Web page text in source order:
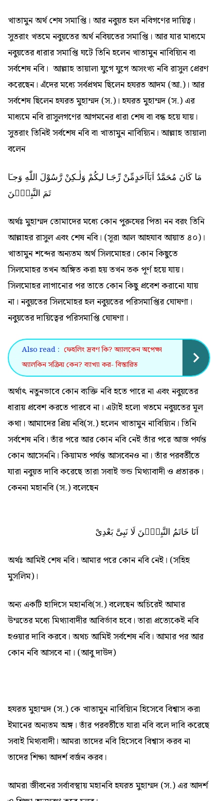
খাতামুন অর্থ শেষ সমাপ্তি। আর নবুয়ত হল নবিগণের দায়িত্ব।
সুতরাং খতমে নবুয়তের অর্থ নবিয়তের সমাপ্তি। আর যার মাধ্যমে
নবুয়তের ধারার সমাপ্তি ঘটে তিনি হলেন খাতামুন নাবিয়্যিন বা
সর্বশেষ নবি। আল্লাহ তায়ালা যুগে যুগে অসংখ্য নবি রাসুল প্রেরণ
করেছেন। এঁদের মধ্যে সর্বপ্রথম ছিলেন হযরত আদম (আ.)। আর
সর্বশেষ ছিলেন হযরত মুহাম্মদ (স.)। হযরত মুহাম্মদ (স.) এর
মাধ্যমে নবি রাসুলগণের আগমনের ধারা শেষ বা বন্ধ হয়ে যায়।
সুতরাং তিনিই সর্বশেষ নবি বা খাতামুন নাবিয়্যিন। আল্লাহ তায়ালা
বলেন
مَا كَانَ مُحَمَّدٌ اَبَآاَحَدٍمِّنْ رِّجَـا لـِكُمْ وَلٰـكِنْ رَّسُوْلَ اللّٰهِ وَجـَا
تَمَ النَّبِيّٖنَ
অর্থঃ মুহাম্মদ তোমাদের মধ্যে কোন পুরুষের পিতা নন বরং তিনি
আল্লাহর রাসুল এবং শেষ নবি। (সূরা আল আহযাব আয়াত ৪০)।
খাতামুন শব্দের অন্যতম অর্থ সিলমোহর। কোন কিছুতে
সিলমোহর তখন অঙ্গিত করা হয় তখন তক পূর্ণ হয়ে যায়।
সিলমোহর লাগানোর পর তাতে কোন কিছু প্রবেশ করানো যায়
না। নবুয়তের সিলমোহর হল নবুয়তের পরিসমাপ্তির ঘোষণা।
নবুয়তের দায়িত্বের পরিসমাপ্তি ঘোষণা।
Also read : ফেহলিং দ্রবণ কি? অ্যালকেন অপেক্ষা
অ্যালকিন সক্রিয় কেন? ব্যাখ্যা কর- বিস্তারিত
অর্থাৎ নতুনভাবে কোন ব্যক্তি নবি হতে পারে না এবং নবুয়তের
ধারায় প্রবেশ করতে পারবে না। এটাই হলো খতমে নবুয়তের মূল
কথা। আমাদের প্রিয় নবি(স.) হলেন খাতামুন নাবিয়্যিন। তিনি
সর্বশেষ নবি। তাঁর পরে আর কোন নবি নেই তাঁর পরে আজ পর্যন্ত
কোন আসেননি। কিয়ামত পর্যন্ত আসবেনও না। তাঁর পরবর্তীতে
যারা নবুয়ত দাবি করেছে তারা সবাই ভন্ড মিথ্যাবাদী ও প্রতারক।
কেননা মহানবি (স.) বলেছেন
اَنَا خَاتَمُ النَّبِيّٖنَ لَا نَبِىَّ بَعْدِىْ
অর্থঃ আমিই শেষ নবি। আমার পরে কোন নবি নেই। (সহিহ
মুসলিম)।
অন্য একটি হাদিসে মহানবি(স.) বলেছেন অচিরেই আমার
উম্মতের মধ্যে মিথ্যাবাদীর আবির্ভাব হবে। তারা প্রত্যেকেই নবি
হওয়ার দাবি করবে। অথচ আমিই সর্বশেষ নবি। আমার পর আর
কোন নবি আসবে না। (আবু দাউদ)
হযরত মুহাম্মদ (স.) কে খাতামুন নাবিয়্যিন হিসেবে বিশ্বাস করা
ইমানের অন্যতম অঙ্গ। তাঁর পরবর্তীতে যারা নবি বলে দাবি করেছে
সবাই মিথ্যবাদী। আমরা তাদের নবি হিসেবে বিশ্বাস করব না
তাদের শিক্ষা আদর্শ বর্জন করব।
আমরা জীবনের সর্বাবস্থায় মহানবি হযরত মুহাম্মদ (স.) এর আদর্শ